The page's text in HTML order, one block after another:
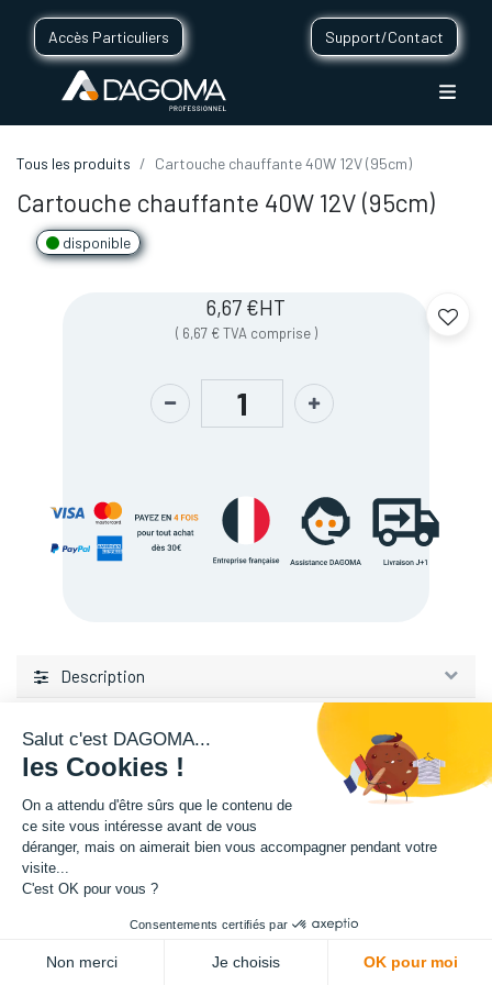
Accès Particuliers Support/Contact
Tous les produits Cartouche chauffante 40W 12V (95cm)
Cartouche chauffante 40W 12V (95cm)
disponible
6,67 €HT
( 6,67€ TVA comprise )
Description
L'expertise de la fabrication additive francaise, au service de vos
projets.
59100 Roubaix, France
Salut c'est DAGOMA...
les Cookies !
On a attendu d'être sûrs que le contenu de
ce site vous intéresse avant de vous
déranger, mais on aimerait bien vous accompagner pendant votre
visite...
C'est OK pour vous ?
Consentements certifiés par
Non merci Je choisis OK pour moi